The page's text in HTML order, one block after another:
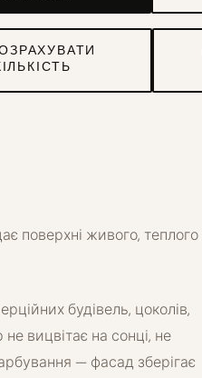
поверхні живого, теплого
будівель, цоколів,
вицвітає на сонці, не
— фасад зберігає